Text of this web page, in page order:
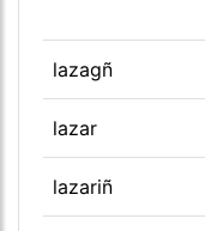
lazagñ
lazar
lazariñ